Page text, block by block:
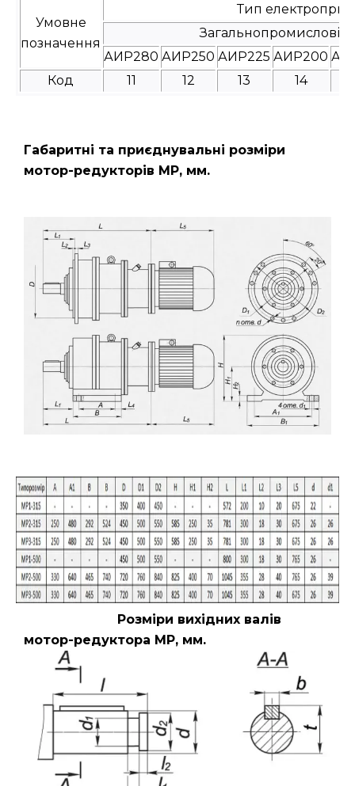
Умовне
позначення
Тип
Загальнопромислові
АИР280 АИР250 АИР225 АИР200
Код
11 12 13 14
Габаритні та приєднувальні розміри
мотор-редукторів МР, мм.
Розміри вихідних валів
мотор-редуктора МР, мм.